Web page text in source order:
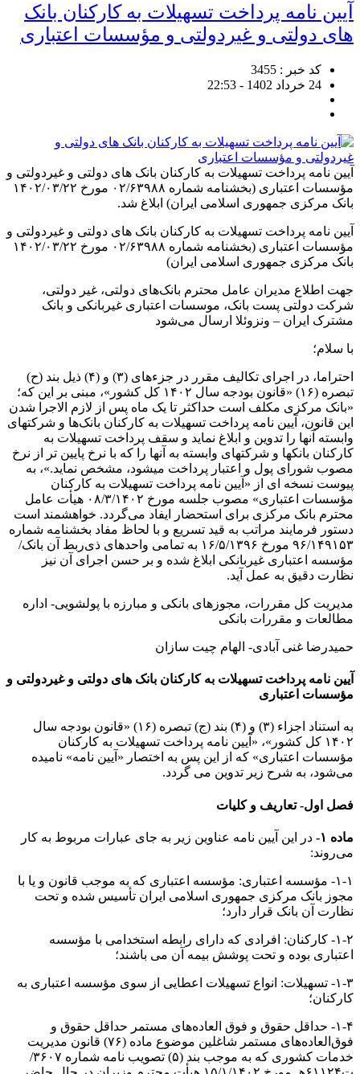
آیین نامه پرداخت تسهیلات به کارکنان بانک
های دولتی و غیردولتی و مؤسسات اعتباری
کد خبر : 3455
24 خرداد 1402 - 22:53
آیین نامه پرداخت تسهیلات به کارکنان بانک های دولتی و غیردولتی و
مؤسسات اعتباری (بخشنامه شماره ۰۲/۶۳۹۸۸ مورخ ۱۴۰۲/۰۳/۲۲
بانک مرکزی جمهوری اسلامی ایران) ابلاغ شد.
آیین نامه پرداخت تسهیلات به کارکنان بانک های دولتی و غیردولتی و
مؤسسات اعتباری (بخشنامه شماره ۰۲/۶۳۹۸۸ مورخ ۱۴۰۲/۰۳/۲۲
بانک مرکزی جمهوری اسلامی ایران)
جهت اطلاع مدیران عامل محترم بانک‌های دولتی، غیر دولتی،
شرکت دولتی پست بانک، موسسات اعتباری غیربانکی و بانک
مشترک ایران – ونزوئلا ارسال می‌شود
با سلام؛
احتراما، در اجرای تکالیف مقرر در جزءهای (۳) و (۴) ذیل بند (ح)
تبصره (۱۶) «قانون بودجه سال ۱۴۰۲ کل کشور»، مبنی بر این که؛
«بانک مرکزی مکلف است حداکثر تا یک ماه پس از لازم الاجرا شدن
این قانون، آیین نامه پرداخت تسهیلات به کارکنان بانک‌ها و شرکتهای
وابسته آنها را تدوین و ابلاغ نماید و سقف پرداخت تسهیلات به
کارکنان بانکها و شرکتهای وابسته به آنها را که با نرخ پایین تر از نرخ
مصوب شورای پول و اعتبار پرداخت میشود، مشخص نماید.»، به
پیوست نسخه ای از «آیین نامه پرداخت تسهیلات به کارکنان
مؤسسات اعتباری» مصوب جلسه مورخ ۰۸/۳/۱۴۰۲ هیأت عامل
محترم بانک مرکزی برای استحضار ایفاد می‌گردد. خواهشمند است
دستور فرمایند مراتب به قید تسریع و با لحاظ مفاد بخشنامه شماره
۹۶/۱۴۹۱۵۳ مورخ ۱۶/۵/۱۳۹۶ به تمامی واحدهای ذی‌ربط آن بانک/
مؤسسه اعتباری غیربانکی ابلاغ شده و بر حسن اجرای آن نیز
نظارت دقیق به عمل آید.
مدیریت کل مقررات، مجوزهای بانکی و مبارزه با پولشویی- اداره
مطالعات و مقررات بانکی
حمیدرضا غنی آبادی- الهام چیت سازان
آیین نامه پرداخت تسهیلات به کارکنان بانک های دولتی و غیردولتی و
مؤسسات اعتباری
به استناد اجزاء (۳) و (۴) بند (ج) تبصره (۱۶) «قانون بودجه سال
۱۴۰۲ کل کشور»، «آیین نامه پرداخت تسهیلات به کارکنان
مؤسسات اعتباری» که از این پس به اختصار «آیین نامه» نامیده
می‌شود، به شرح زیر تدوین می گردد.
فصل اول- تعاریف و کلیات
ماده ۱-
در این آیین نامه عناوین زیر به جای عبارات مربوط به کار
می‌روند:
۱-۱- مؤسسه اعتباری: مؤسسه اعتباری که به موجب قانون و یا با
مجوز بانک مرکزی جمهوری اسلامی ایران تأسیس شده و تحت
نظارت آن بانک قرار دارد؛
۱-۲- کارکنان: افرادی که دارای رابطه استخدامی با مؤسسه
اعتباری بوده و تحت پوشش بیمه آن می باشند؛
۱-۳- تسهیلات: انواع تسهیلات اعطایی از سوی مؤسسه اعتباری به
کارکنان؛
۱-۴- حداقل حقوق و فوق العاده‌های مستمر حداقل حقوق و
فوق‌العاده‌های مستمر شاغلین موضوع ماده (۷۶) قانون مدیریت
خدمات کشوری که به موجب بند (۵) تصویب نامه شماره ۳۶۰۷/